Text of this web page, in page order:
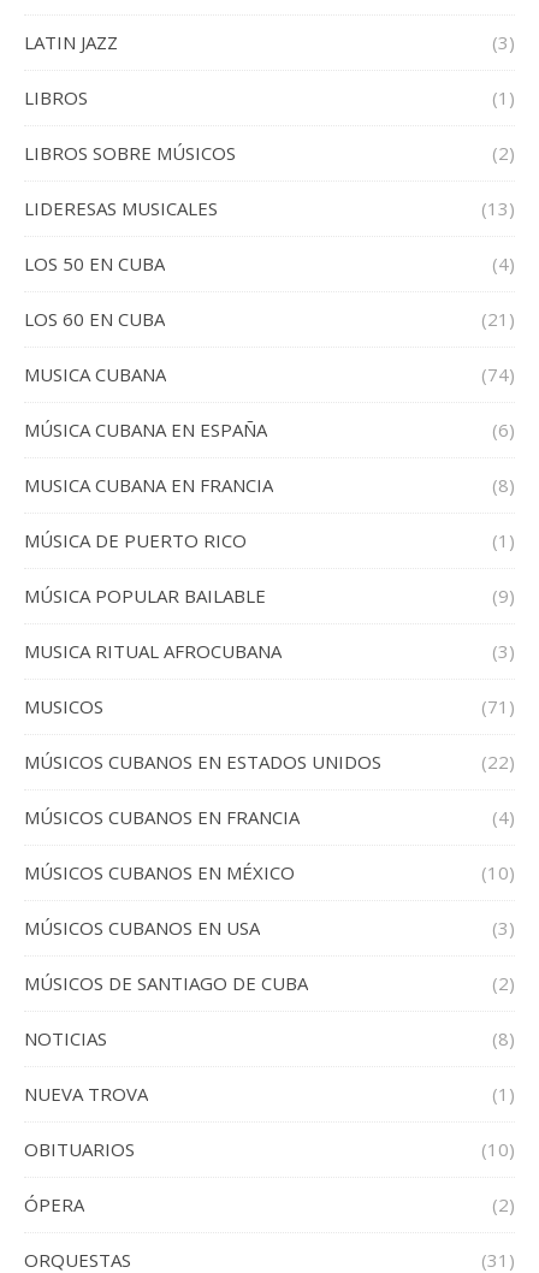
LATIN JAZZ (3)
LIBROS (1)
LIBROS SOBRE MÚSICOS (2)
LIDERESAS MUSICALES (13)
LOS 50 EN CUBA (4)
LOS 60 EN CUBA (21)
MUSICA CUBANA (74)
MÚSICA CUBANA EN ESPAÑA (6)
MUSICA CUBANA EN FRANCIA (8)
MÚSICA DE PUERTO RICO (1)
MÚSICA POPULAR BAILABLE (9)
MUSICA RITUAL AFROCUBANA (3)
MUSICOS (71)
MÚSICOS CUBANOS EN ESTADOS UNIDOS (22)
MÚSICOS CUBANOS EN FRANCIA (4)
MÚSICOS CUBANOS EN MÉXICO (10)
MÚSICOS CUBANOS EN USA (3)
MÚSICOS DE SANTIAGO DE CUBA (2)
NOTICIAS (8)
NUEVA TROVA (1)
OBITUARIOS (10)
ÓPERA (2)
ORQUESTAS (31)